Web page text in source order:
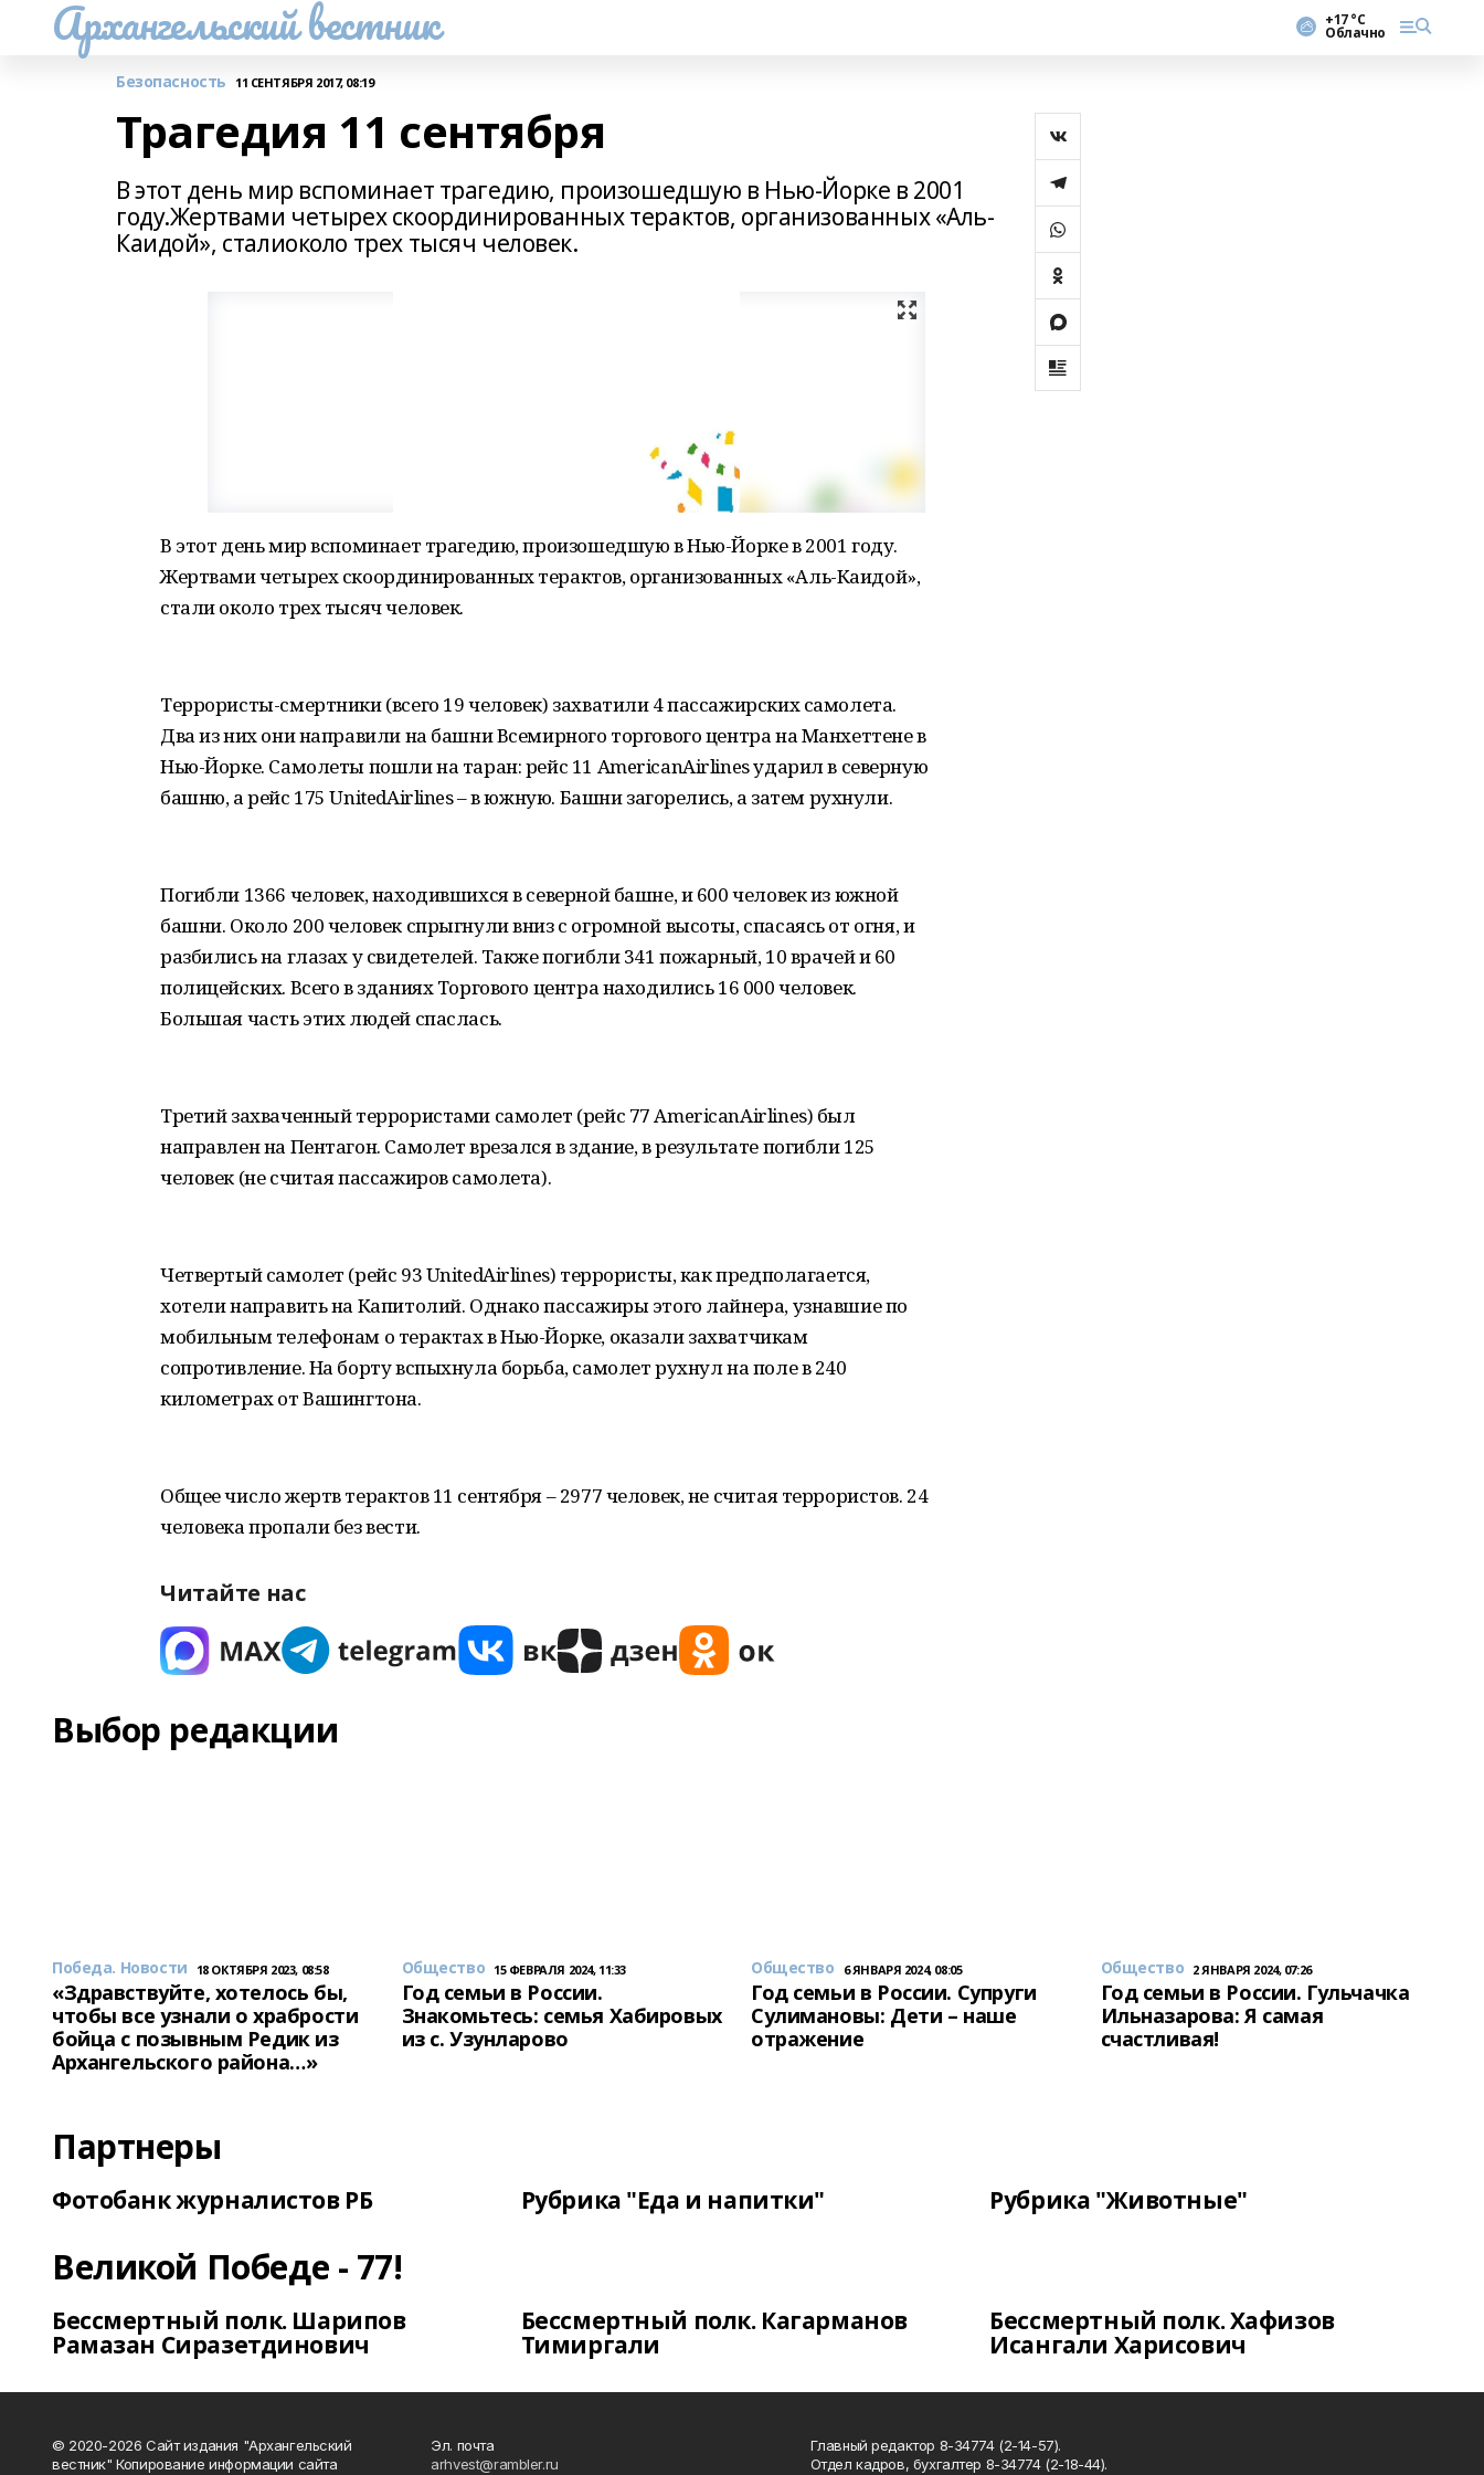
Архангельский вестник +17 °С
Облачно
Безопасность 11 СЕНТЯБРЯ 2017, 08:19
Трагедия 11 сентября
В этот день мир вспоминает трагедию, произошедшую в Нью-Йорке в 2001
году.Жертвами четырех скоординированных терактов, организованных «Аль-
Каидой», сталиоколо трех тысяч человек.
В этот день мир вспоминает трагедию, произошедшую в Нью-Йорке в 2001 году.
Жертвами четырех скоординированных терактов, организованных «Аль-Каидой»,
стали около трех тысяч человек.
Террористы-смертники (всего 19 человек) захватили 4 пассажирских самолета.
Два из них они направили на башни Всемирного торгового центра на Манхеттене в
Нью-Йорке. Самолеты пошли на таран: рейс 11 AmericanAirlines ударил в северную
башню, а рейс 175 UnitedAirlines – в южную. Башни загорелись, а затем рухнули.
Погибли 1366 человек, находившихся в северной башне, и 600 человек из южной
башни. Около 200 человек спрыгнули вниз с огромной высоты, спасаясь от огня, и
разбились на глазах у свидетелей. Также погибли 341 пожарный, 10 врачей и 60
полицейских. Всего в зданиях Торгового центра находились 16 000 человек.
Большая часть этих людей спаслась.
Третий захваченный террористами самолет (рейс 77 AmericanAirlines) был
направлен на Пентагон. Самолет врезался в здание, в результате погибли 125
человек (не считая пассажиров самолета).
Четвертый самолет (рейс 93 UnitedAirlines) террористы, как предполагается,
хотели направить на Капитолий. Однако пассажиры этого лайнера, узнавшие по
мобильным телефонам о терактах в Нью-Йорке, оказали захватчикам
сопротивление. На борту вспыхнула борьба, самолет рухнул на поле в 240
километрах от Вашингтона.
Общее число жертв терактов 11 сентября – 2977 человек, не считая террористов. 24
человека пропали без вести.
Читайте нас
Выбор редакции
Победа. Новости 18 ОКТЯБРЯ 2023, 08:58
«Здравствуйте, хотелось бы,
чтобы все узнали о храбрости
бойца с позывным Редик из
Архангельского района…»
Общество 15 ФЕВРАЛЯ 2024, 11:33
Год семьи в России.
Знакомьтесь: семья Хабировых
из с. Узунларово
Общество 6 ЯНВАРЯ 2024, 08:05
Год семьи в России. Супруги
Сулимановы: Дети – наше
отражение
Общество 2 ЯНВАРЯ 2024, 07:26
Год семьи в России. Гульчачка
Ильназарова: Я самая
счастливая!
Партнеры
Фотобанк журналистов РБ Рубрика "Еда и напитки" Рубрика "Животные"
Великой Победе - 77!
Бессмертный полк. Шарипов
Рамазан Сиразетдинович
Бессмертный полк. Кагарманов
Тимиргали
Бессмертный полк. Хафизов
Исангали Харисович
© 2020-2026 Сайт издания "Архангельский
вестник" Копирование информации сайта
Эл. почта
arhvest@rambler.ru
Главный редактор 8-34774 (2-14-57).
Отдел кадров, бухгалтер 8-34774 (2-18-44).